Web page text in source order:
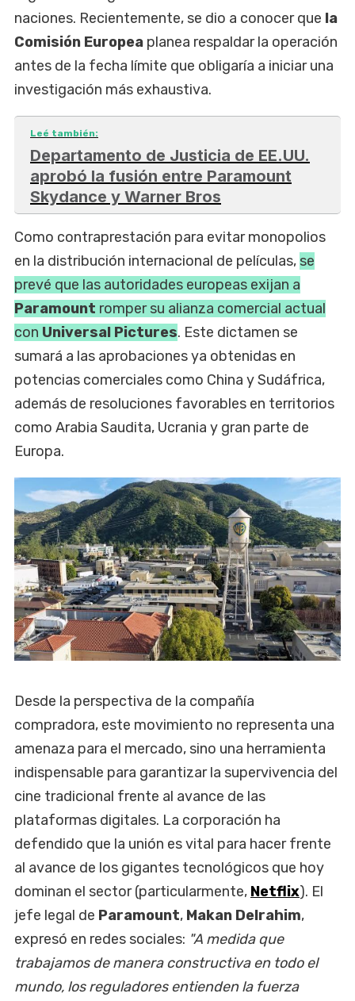
naciones. Recientemente, se dio a conocer que la
Comisión Europea planea respaldar la operación
antes de la fecha límite que obligaría a iniciar una
investigación más exhaustiva.
Leé también:
Departamento de Justicia de EE.UU.
aprobó la fusión entre Paramount
Skydance y Warner Bros
Como contraprestación para evitar monopolios
en la distribución internacional de películas, se
prevé que las autoridades europeas exijan a
Paramount romper su alianza comercial actual
con Universal Pictures. Este dictamen se
sumará a las aprobaciones ya obtenidas en
potencias comerciales como China y Sudáfrica,
además de resoluciones favorables en territorios
como Arabia Saudita, Ucrania y gran parte de
Europa.
Desde la perspectiva de la compañía
compradora, este movimiento no representa una
amenaza para el mercado, sino una herramienta
indispensable para garantizar la supervivencia del
cine tradicional frente al avance de las
plataformas digitales. La corporación ha
defendido que la unión es vital para hacer frente
al avance de los gigantes tecnológicos que hoy
dominan el sector (particularmente, Netflix). El
jefe legal de Paramount, Makan Delrahim,
expresó en redes sociales: "A medida que
trabajamos de manera constructiva en todo el
mundo, los reguladores entienden la fuerza